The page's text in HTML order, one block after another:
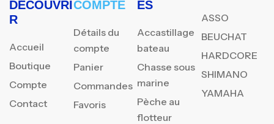
DÉCOUVRI
R
Accueil
Boutique
Compte
Contact
COMPTE
Détails du
compte
Panier
Commandes
Favoris
ES
Accastillage
bateau
Chasse sous
marine
Pèche au
flotteur
ASSO
BEUCHAT
HARDCORE
SHIMANO
YAMAHA